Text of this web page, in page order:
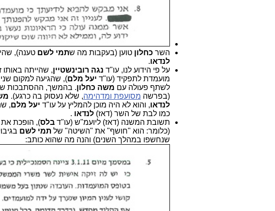
השר כחלוןטוען (בעקבות מה שתמי לשם טענה),
לנדאו.
על פי הידוע לנו, עו"ד נגה רובינשטיין, שהייתה
מועמדת לתפקיד (עו"ד יעל מלם), שהגיעה למקום
לשתף פעולה עם משה כחלון. בהמשך, ההסתבכות
(בפרשה מסועפת ומדהימה, שלא נעסוק בה כרגע).
לנדאו, והוא לא היה מוכן להמליץ על עו"ד יעל מלם,
כמו לבת של השר (דאז)לנדאו .
תשובת המשנה (דאז) ליועמ"ש (עו"דבלס), הופכת
(כלומר: הוא "חושף" את "השיטה" שלתמי לשם
שנחשפו במהלך השנים) והנה מה שהוא כותב: